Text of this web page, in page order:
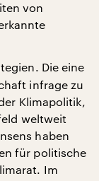
von
Die eine
infrage zu
Klimapolitik,
weltweit
haben
für politische
Im